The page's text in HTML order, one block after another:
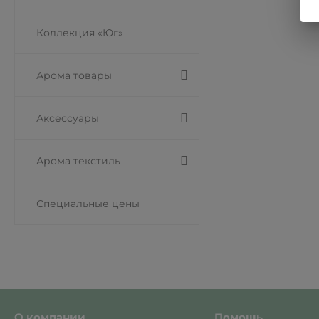
Коллекция «Юг»
Арома товары
Аксессуары
Арома текстиль
Специальные цены